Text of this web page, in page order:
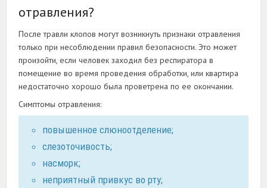
отравления?
После травли клопов могут возникнуть признаки отравления
только при несоблюдении правил безопасности. Это может
произойти, если человек заходил без респиратора в
помещение во время проведения обработки, или квартира
недостаточно хорошо была проветрена по ее окончании.
Симптомы отравления:
повышенное слюноотделение;
слезоточивость;
насморк;
неприятный привкус во рту;